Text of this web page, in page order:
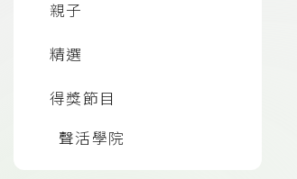
親子
精選
得獎節目
聲活學院